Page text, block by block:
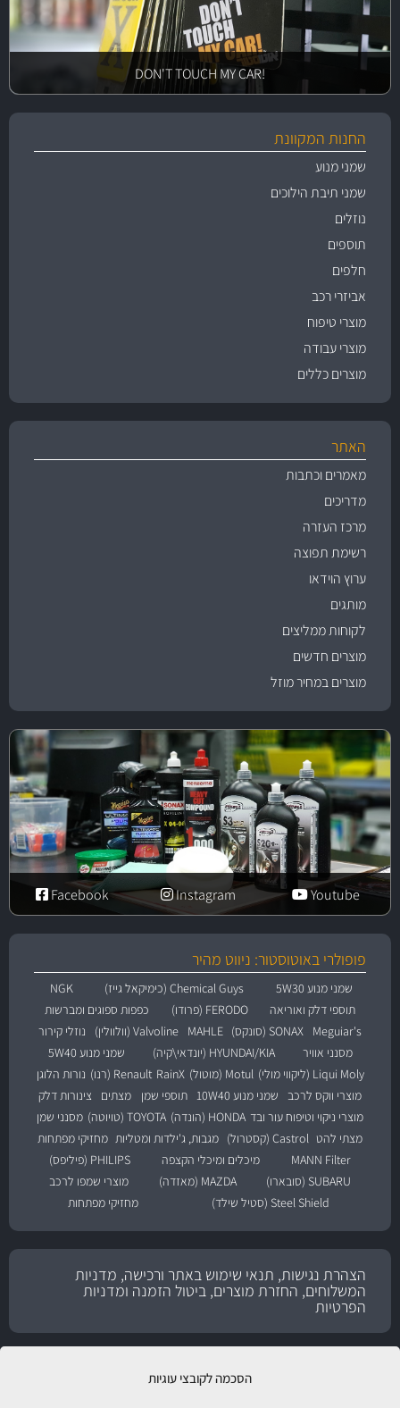
הסכמה לקובצי עוגיות
!DON'T TOUCH MY CAR
החנות המקוונת
שמני מנוע
שמני תיבת הילוכים
נוזלים
תוספים
חלפים
אביזרי רכב
מוצרי טיפוח
מוצרי עבודה
מוצרים כללים
האתר
מאמרים וכתבות
מדריכים
מרכז העזרה
רשימת תפוצה
ערוץ הוידאו
מותגים
לקוחות ממליצים
מוצרים חדשים
מוצרים במחיר מוזל
Youtube
Instagram
Facebook
פופולרי באוטוסטור: ניווט מהיר
שמני מנוע 5W30 Chemical Guys (כימיקאל גייז)
NGK
תוספי דלק ואוריאה
FERODO (פרודו)
כפפות ספוגים ומברשות
Meguiar's
SONAX (סונקס) MAHLE Valvoline (וולוולין)
נוזלי קירור
מסנני אוויר
HYUNDAI/KIA (יונדאי\קיה)
שמני מנוע 5W40
Liqui Moly (ליקווי מולי)
Motul (מוטול) RainX Renault (רנו)
נורות הלוגן
מוצרי ווקס לרכב
שמני מנוע 10W40 תוספי שמן מצתים
צינורות דלק
מוצרי ניקוי וטיפוח עור ובד HONDA (הונדה) TOYOTA (טויוטה)
מסנני שמן
מצתי להט Castrol (קסטרול) מגבות, ג'ילדות ומטליות מחזיקי מפתחות
MANN Filter
מיכלים ומיכלי הקצפה
PHILIPS (פיליפס)
SUBARU (סובארו)
MAZDA (מאזדה)
מוצרי שמפו לרכב
Steel Shield (סטיל שילד)
מחזיקי מפתחות
הצהרת נגישות, תנאי שימוש באתר ורכישה, מדניות
המשלוחים, החזרת מוצרים, ביטול הזמנה ומדניות
הפרטיות